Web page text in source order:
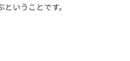
いうことです。